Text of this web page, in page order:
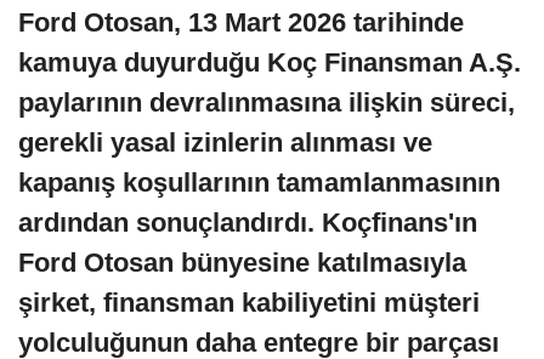
Ford Otosan, 13 Mart 2026 tarihinde
kamuya duyurduğu Koç Finansman A.Ş.
paylarının devralınmasına ilişkin süreci,
gerekli yasal izinlerin alınması ve
kapanış koşullarının tamamlanmasının
ardından sonuçlandırdı. Koçfinans'ın
Ford Otosan bünyesine katılmasıyla
şirket, finansman kabiliyetini müşteri
yolculuğunun daha entegre bir parçası